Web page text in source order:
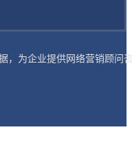
，为企业提供网络营销顾问